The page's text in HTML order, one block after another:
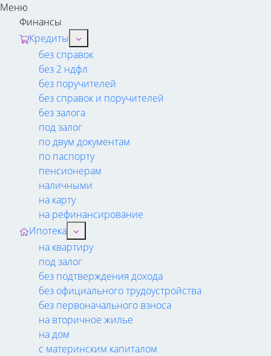
Меню
Финансы
Кредиты
без справок
без 2 ндфл
без поручителей
без справок и поручителей
без залога
под залог
по двум документам
по паспорту
пенсионерам
наличными
на карту
на рефинансирование
Ипотека
на квартиру
под залог
без подтверждения дохода
без официального трудоустройства
без первоначального взноса
на вторичное жилье
на дом
с материнским капиталом